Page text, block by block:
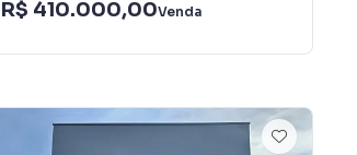
R$ 410.000,00Venda